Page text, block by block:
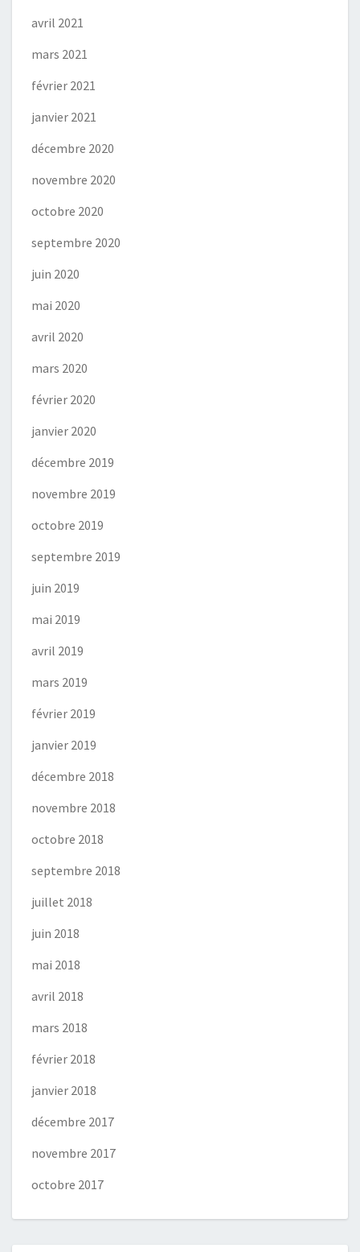
avril 2021
mars 2021
février 2021
janvier 2021
décembre 2020
novembre 2020
octobre 2020
septembre 2020
juin 2020
mai 2020
avril 2020
mars 2020
février 2020
janvier 2020
décembre 2019
novembre 2019
octobre 2019
septembre 2019
juin 2019
mai 2019
avril 2019
mars 2019
février 2019
janvier 2019
décembre 2018
novembre 2018
octobre 2018
septembre 2018
juillet 2018
juin 2018
mai 2018
avril 2018
mars 2018
février 2018
janvier 2018
décembre 2017
novembre 2017
octobre 2017